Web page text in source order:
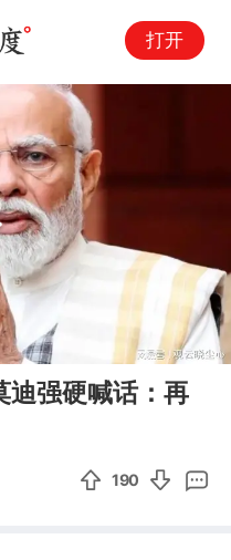
打开
05:53
迪强硬喊话：再
190